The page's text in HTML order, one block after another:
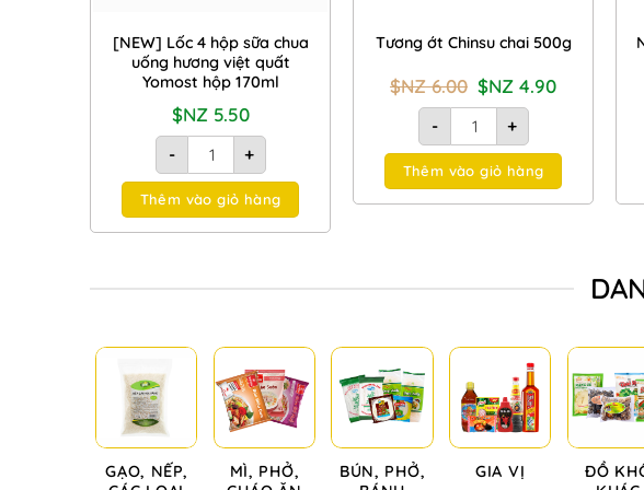
[NEW] Lốc 4 hộp sữa chua
uống hương việt quất
Yomost hộp 170ml
$NZ 5.50
-
[NEW] Lốc 4 hộp sữa chua uống hương việt quất Yomost hộp
+
Thêm vào giỏ hàng
Tương ớt Chinsu chai 500g
$NZ6.00 Giá
gốc
là:
6.00.
$NZ4.90Giá
hiện
4.90.
-
Tương ớt Chinsu chai 500g
+
Thêm vào giỏ hàng
GẠO, NẾP,
MÌ, PHỞ,
BÚN, PHỞ,
GIA VỊ
ĐỒ